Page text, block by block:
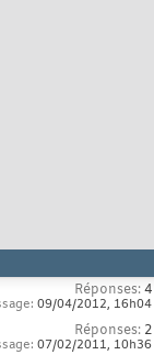
Réponses:4
09/04/2012, 16h04
Réponses: 2
07/02/2011, 10h36